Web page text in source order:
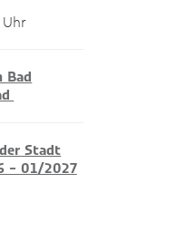
Uhr
Bad
Stadt
– 01/2027